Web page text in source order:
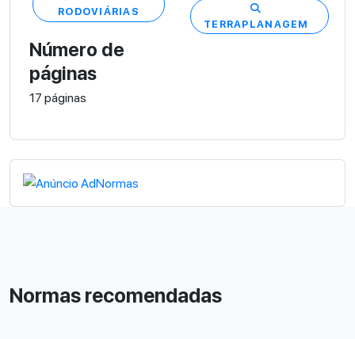
RODOVIÁRIAS
Número de
páginas
17 páginas
TERRAPLANAGEM
Normas recomendadas